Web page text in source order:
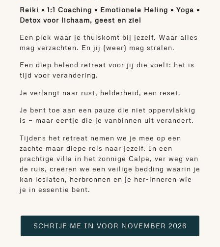
Reiki • 1:1 Coaching • Emotionele Heling • Yoga •
Detox voor lichaam, geest en ziel
Een plek waar je thuiskomt bij jezelf. Waar alles
mag verzachten. En jij (weer) mag stralen.
Een diep helend retreat voor jij die voelt: het is
tijd voor verandering.
Je verlangt naar rust, helderheid, een reset.
Je bent toe aan een pauze die niet oppervlakkig
is — maar eentje die je vanbinnen uit verandert.
Tijdens het retreat nemen we je mee op een
zachte maar diepe reis naar jezelf. In een
prachtige villa in het zonnige Calpe, ver weg van
de ruis, creëren we een veilige bedding waarin je
kan loslaten, herbronnen en je her-inneren wie
je in essentie bent.
SCHRIJF ME IN VOOR NOVEMBER 2026